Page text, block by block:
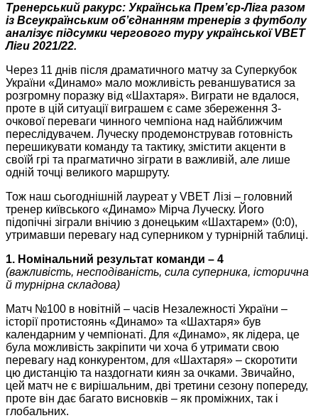
Тренерський ракурс: Українська Прем’єр-Ліга разом
із Всеукраїнським об’єднанням тренерів з футболу
аналізує підсумки чергового туру української VBET
Ліги 2021/22.
Через 11 днів після драматичного матчу за Суперкубок
України «Динамо» мало можливість реваншуватися за
розгромну поразку від «Шахтаря». Виграти не вдалося,
проте в цій ситуації виграшем є саме збереження 3-
очкової переваги чинного чемпіона над найближчим
переслідувачем. Луческу продемонстрував готовність
перешикувати команду та тактику, змістити акценти в
своїй грі та прагматично зіграти в важливій, але лише
одній точці великого маршруту.
Тож наш сьогоднішній лауреат у VBET Лізі – головний
тренер київського «Динамо» Мірча Луческу. Його
підопічні зіграли внічию з донецьким «Шахтарем» (0:0),
утримавши перевагу над суперником у турнірній таблиці.
1. Номінальний результат команди – 4
(важливість, несподіваність, сила суперника, історична
й турнірна складова)
Матч №100 в новітній – часів Незалежності України –
історії протистоянь «Динамо» та «Шахтаря» був
календарним у чемпіонаті. Для «Динамо», як лідера, це
була можливість закріпити чи хоча б утримати свою
перевагу над конкурентом, для «Шахтаря» ‒ скоротити
цю дистанцію та наздогнати киян за очками. Звичайно,
цей матч не є вирішальним, дві третини сезону попереду,
проте він дає багато висновків – як проміжних, так і
глобальних.